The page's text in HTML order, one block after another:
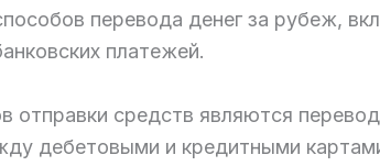
перевода денег за рубеж,
платежей.
средств являются
дебетовыми и кредитными